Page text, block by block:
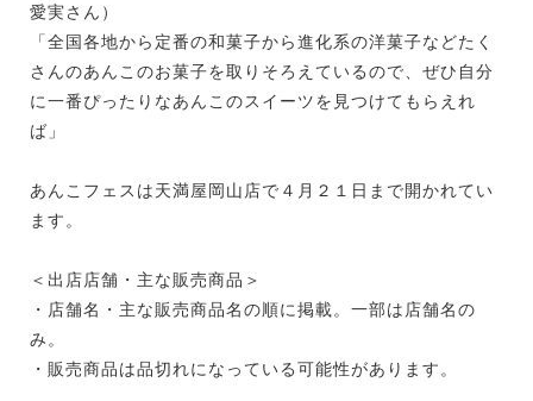
愛実さん）
「全国各地から定番の和菓子から進化系の洋菓子などたく
さんのあんこのお菓子を取りそろえているので、ぜひ自分
に一番ぴったりなあんこのスイーツを見つけてもらえれ
ば」
あんこフェスは天満屋岡山店で４月２１日まで開かれてい
ます。
＜出店店舗・主な販売商品＞
・店舗名・主な販売商品名の順に掲載。一部は店舗名の
み。
・販売商品は品切れになっている可能性があります。